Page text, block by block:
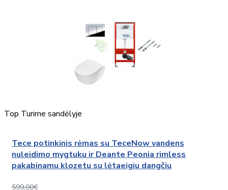
Top Turime sandėlyje
Tece potinkinis rėmas su TeceNow vandens
nuleidimo mygtuku ir Deante Peonia rimless
pakabinamu klozetu su lėtaeigiu dangčiu
599,00€